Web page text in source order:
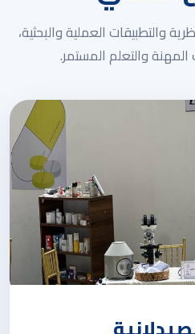
والتطبيقات العملية والبحثية،
المهنة والتعلم المستمر.